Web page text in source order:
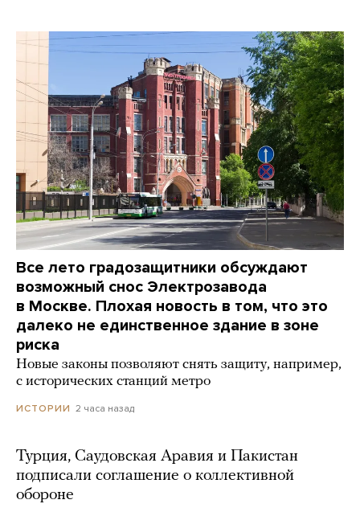
Все лето градозащитники обсуждают
возможный снос Электрозавода
в Москве. Плохая новость в том, что это
далеко не единственное здание в зоне
риска
Новые законы позволяют снять защиту, например,
с исторических станций метро
ИСТОРИИ 2 часа назад
Турция, Саудовская Аравия и Пакистан
подписали соглашение о коллективной
обороне